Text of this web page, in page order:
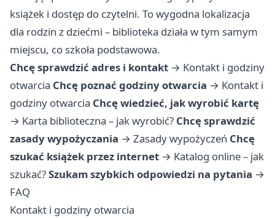
książek i dostęp do czytelni. To wygodna lokalizacja
dla rodzin z dziećmi – biblioteka działa w tym samym
miejscu, co szkoła podstawowa.
Chcę sprawdzić adres i kontakt → Kontakt i godziny
otwarcia Chcę poznać godziny otwarcia → Kontakt i
godziny otwarcia Chcę wiedzieć, jak wyrobić kartę
→ Karta biblioteczna – jak wyrobić? Chcę sprawdzić
zasady wypożyczania → Zasady wypożyczeń Chcę
szukać książek przez internet → Katalog online – jak
szukać?Szukam szybkich odpowiedzi na pytania →
FAQ
Kontakt i godziny otwarcia